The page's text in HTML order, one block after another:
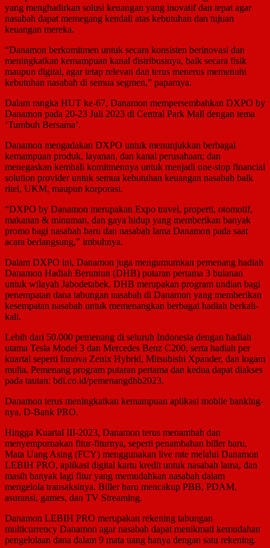
yang menghadirkan solusi keuangan yang inovatif dan tepat agar
nasabah dapat memegang kendali atas kebutuhan dan tujuan
keuangan mereka.
“Danamon berkomitmen untuk secara konsisten berinovasi dan
meningkatkan kemampuan kanal distribusinya, baik secara fisik
maupun digital, agar tetap relevan dan terus menerus memenuhi
kebutuhan nasabah di semua segmen,” paparnya.
Dalam rangka HUT ke-67, Danamon mempersembahkan DXPO by
Danamon pada 20-23 Juli 2023 di Central Park Mall dengan tema
‘Tumbuh Bersama’.
Danamon mengadakan DXPO untuk menunjukkan berbagai
kemampuan produk, layanan, dan kanal perusahaan; dan
menegaskan kembali komitmennya untuk menjadi one-stop financial
solution provider untuk semua kebutuhan keuangan nasabah baik
ritel, UKM, maupun korporasi.
“DXPO by Danamon merupakan Expo travel, properti, otomotif,
makanan & minuman, dan gaya hidup yang memberikan banyak
promo bagi nasabah baru dan nasabah lama Danamon pada saat
acara berlangsung,” imbuhnya.
Dalam DXPO ini, Danamon juga mengumumkan pemenang hadiah
Danamon Hadiah Beruntun (DHB) putaran pertama 3 bulanan
untuk wilayah Jabodetabek. DHB merupakan program undian bagi
penempatan dana tabungan nasabah di Danamon yang memberikan
kesempatan nasabah untuk memenangkan berbagai hadiah berkali-
kali.
Lebih dari 50.000 pemenang di seluruh Indonesia dengan hadiah
utama Tesla Model 3 dan Mercedes Benz C200, serta hadiah per
kuartal seperti Innova Zenix Hybrid, Mitsubishi Xpander, dan logam
mulia. Pemenang program putaran pertama dan kedua dapat diakses
pada tautan: bdi.co.id/pemenangdhb2023.
Danamon terus meningkatkan kemampuan aplikasi mobile banking-
nya, D-Bank PRO.
Hingga Kuartal III-2023, Danamon terus menambah dan
menyempurnakan fitur-fiturnya, seperti penambahan biller baru,
Mata Uang Asing (FCY) menggunakan live rate melalui Danamon
LEBIH PRO, aplikasi digital kartu kredit untuk nasabah lama, dan
masih banyak lagi fitur yang memudahkan nasabah dalam
mengelola transaksinya. Biller baru mencakup PBB, PDAM,
asuransi, games, dan TV Streaming.
Danamon LEBIH PRO merupakan rekening tabungan
multicurrency Danamon agar nasabah dapat menikmati kemudahan
pengelolaan dana dalam 9 mata uang hanya dengan satu rekening.